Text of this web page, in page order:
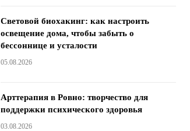
Световой биохакинг: как настроить
освещение дома, чтобы забыть о
бессоннице и усталости
05.08.2026
Арттерапия в Ровно: творчество для
поддержки психического здоровья
03.08.2026